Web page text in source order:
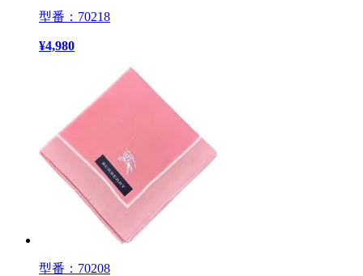
型番：70218
¥4,980
型番：70208